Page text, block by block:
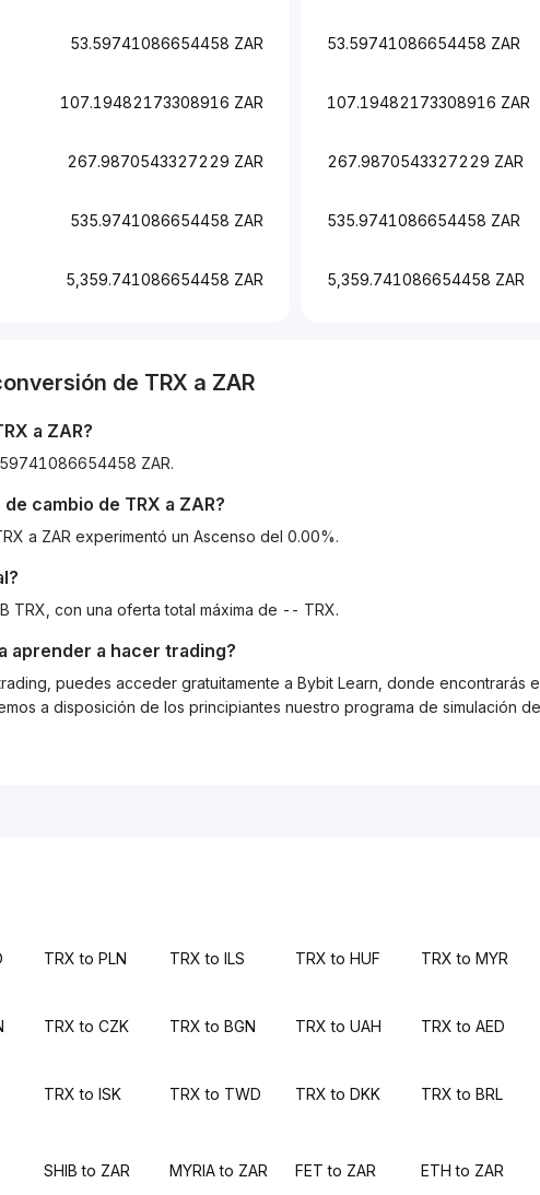
53.59741086654458 ZAR
107.19482173308916 ZAR
267.9870543327229 ZAR
535.9741086654458 ZAR
5,359.741086654458 ZAR
53.59741086654458 ZAR
107.19482173308916 ZAR
267.9870543327229 ZAR
535.9741086654458 ZAR
5,359.741086654458 ZAR
de TRX a ZAR
a ZAR?
ZAR.
cambio de TRX a ZAR?
a ZAR experimentó un Ascenso del 0.00%.
TRX, con una oferta total máxima de -- TRX.
aprender a hacer trading?
puedes acceder gratuitamente a Bybit Learn, donde encontrarás
a disposición de los principiantes nuestro programa de simulación
TRX to PLN TRX to ILS TRX to HUF TRX to MYR
TRX to CZK TRX to BGN TRX to UAH TRX to AED
TRX to ISK TRX to TWD TRX to DKK TRX to BRL
SHIB to ZAR MYRIA to ZAR FET to ZAR ETH to ZAR